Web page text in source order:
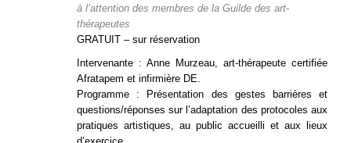
à l’attention des membres de la Guilde des art-
thérapeutes
GRATUIT – sur réservation
Intervenante : Anne Murzeau, art-thérapeute certifiée
Afratapem et infirmière DE.
Programme : Présentation des gestes barrières et
questions/réponses sur l’adaptation des protocoles aux
pratiques artistiques, au public accueilli et aux lieux